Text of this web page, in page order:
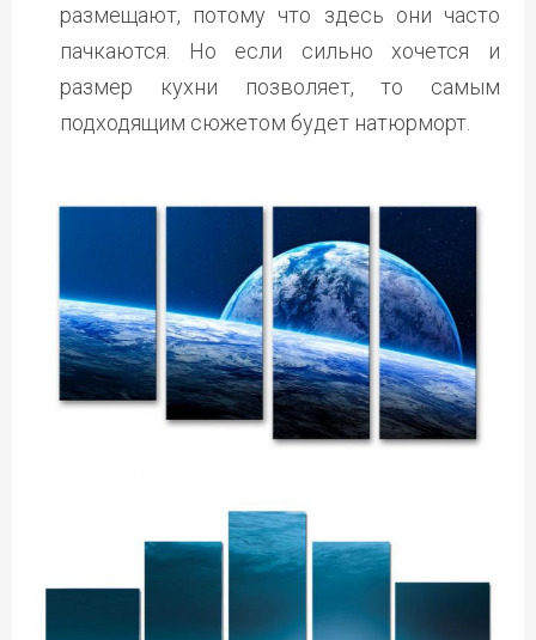
размещают, потому что здесь они часто
пачкаются. Но если сильно хочется и
размер кухни позволяет, то самым
подходящим сюжетом будет натюрморт.